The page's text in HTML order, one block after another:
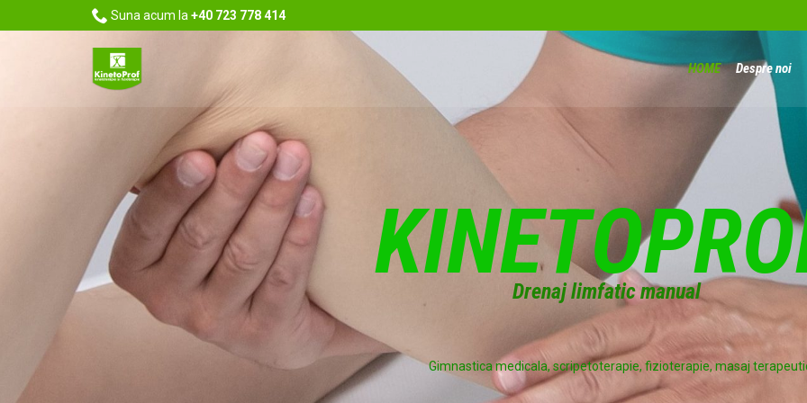
 Suna acum la +40 723 778 414
HOME Despre noi
KINETOPRO
Drenajlimfaticmanual
Gimnastica medicala, scripetoterapie, fizioterapie, masaj